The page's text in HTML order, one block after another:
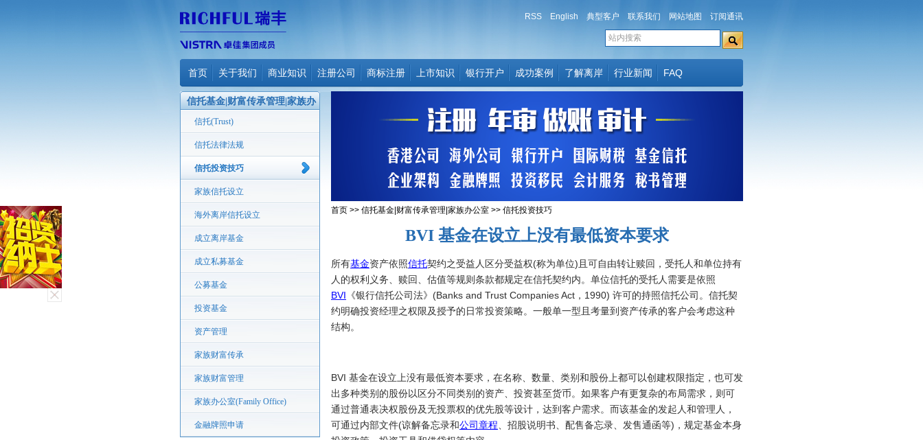
RSS English 典型客户 联系我们 网站地图 订阅通讯
首页 关于我们 商业知识 注册公司 商标注册 上市知识 银行开户 成功案例 了解离岸 行业新闻 FAQ
信托基金|财富传承管理|家族办
公室
信托(Trust)
信托法律法规
信托投资技巧
家族信托设立
海外离岸信托设立
成立离岸基金
成立私募基金
公募基金
投资基金
资产管理
家族财富传承
家族财富管理
家族办公室(Family Office)
金融牌照申请
首页 >> 信托基金|财富传承管理|家族办公室 >> 信托投资技巧
BVI 基金在设立上没有最低资本要求
所有基金资产依照信托契约之受益人区分受益权(称为单位)且可自由转让赎回，受托人和单位持有
人的权利义务、赎回、估值等规则条款都规定在信托契约内。单位信托的受托人需要是依照
BVI 《银行信托公司法》(Banks and Trust Companies Act，1990) 许可的持照信托公司。信托契
约明确投资经理之权限及授予的日常投资策略。一般单一型且考量到资产传承的客户会考虑这种
结构。
BVI 基金在设立上没有最低资本要求，在名称、数量、类别和股份上都可以创建权限指定，也可发
出多种类别的股份以区分不同类别的资产、投资甚至货币。如果客户有更复杂的布局需求，则可
通过普通表决权股份及无投票权的优先股等设计，达到客户需求。而该基金的发起人和管理人，
可通过内部文件(谅解备忘录和公司章程 、招股说明书、配售备忘录、发售通函等)，规定基金本身